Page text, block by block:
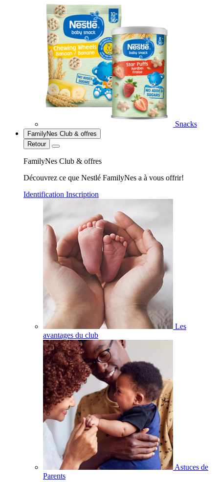
Snacks
FamilyNes Club & offres
Retour
FamilyNes Club & offres
Découvrez ce que Nestlé FamilyNes a à vous offrir!
Identification Inscription
Les
avantages du club
Astuces de
Parents